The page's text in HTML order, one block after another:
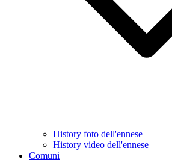
History foto dell'ennese
History video dell'ennese
Comuni